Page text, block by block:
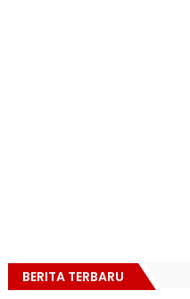
BERITA TERBARU